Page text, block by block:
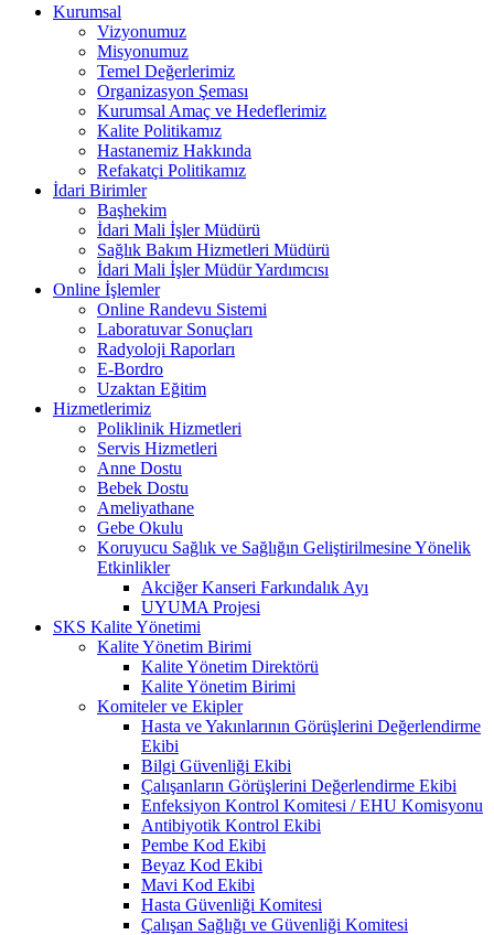
Kurumsal
Vizyonumuz
Misyonumuz
Temel Değerlerimiz
Organizasyon Şeması
Kurumsal Amaç ve Hedeflerimiz
Kalite Politikamız
Hastanemiz Hakkında
Refakatçi Politikamız
İdari Birimler
Başhekim
İdari Mali İşler Müdürü
Sağlık Bakım Hizmetleri Müdürü
İdari Mali İşler Müdür Yardımcısı
Online İşlemler
Online Randevu Sistemi
Laboratuvar Sonuçları
Radyoloji Raporları
E-Bordro
Uzaktan Eğitim
Hizmetlerimiz
Poliklinik Hizmetleri
Servis Hizmetleri
Anne Dostu
Bebek Dostu
Ameliyathane
Gebe Okulu
Koruyucu Sağlık ve Sağlığın Geliştirilmesine Yönelik
Etkinlikler
Akciğer Kanseri Farkındalık Ayı
UYUMA Projesi
SKS Kalite Yönetimi
Kalite Yönetim Birimi
Kalite Yönetim Direktörü
Kalite Yönetim Birimi
Komiteler ve Ekipler
Hasta ve Yakınlarının Görüşlerini Değerlendirme
Ekibi
Bilgi Güvenliği Ekibi
Çalışanların Görüşlerini Değerlendirme Ekibi
Enfeksiyon Kontrol Komitesi / EHU Komisyonu
Antibiyotik Kontrol Ekibi
Pembe Kod Ekibi
Beyaz Kod Ekibi
Mavi Kod Ekibi
Hasta Güvenliği Komitesi
Çalışan Sağlığı ve Güvenliği Komitesi